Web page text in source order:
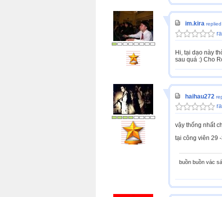
im.kira
Hi, tại dạo này
sau quá :) Cho
haihau272
vậy thống nhất
tại công viên 29
buồn buồn vác